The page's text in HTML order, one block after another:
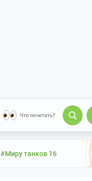
#Миру танков 16